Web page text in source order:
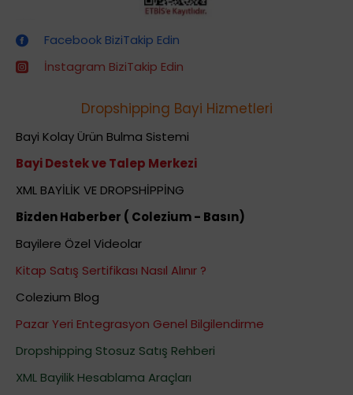
Facebook BiziTakip Edin
İnstagram BiziTakip Edin
Dropshipping Bayi Hizmetleri
Bayi Kolay Ürün Bulma Sistemi
Bayi Destek ve Talep Merkezi
XML BAYİLİK VE DROPSHİPPİNG
Bizden Haberber ( Colezium - Basın)
Bayilere Özel Videolar
Kitap Satış Sertifikası Nasıl Alınır ?
Colezium Blog
Pazar Yeri Entegrasyon Genel Bilgilendirme
Dropshipping Stosuz Satış Rehberi
XML Bayilik Hesablama Araçları